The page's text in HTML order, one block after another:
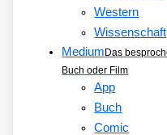
Western
Wissenschaft
Medium Das
Buch oder Film
App
Buch
Comic